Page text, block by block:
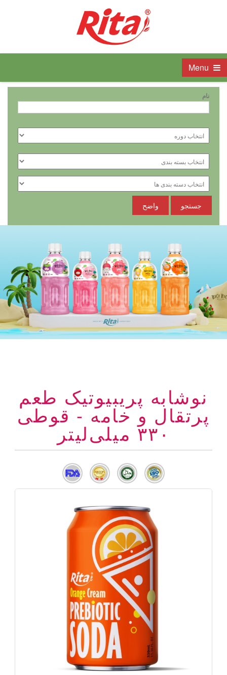
نام
جستجو واضح
نوشابه پریبیوتیک طعم
پرتقال و خامه - قوطی
۳۳۰ میلی‌لیتر